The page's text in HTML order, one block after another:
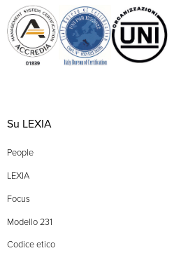
Su LEXIA
People
LEXIA
Focus
Modello 231
Codice etico